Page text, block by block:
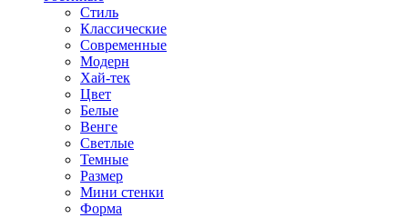
Стиль
Классические
Современные
Модерн
Хай-тек
Цвет
Белые
Венге
Светлые
Темные
Размер
Мини стенки
Форма